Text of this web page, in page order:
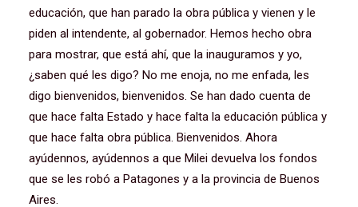
educación, que han parado la obra pública y vienen y le
piden al intendente, al gobernador. Hemos hecho obra
para mostrar, que está ahí, que la inauguramos y yo,
¿saben qué les digo? No me enoja, no me enfada, les
digo bienvenidos, bienvenidos. Se han dado cuenta de
que hace falta Estado y hace falta la educación pública y
que hace falta obra pública. Bienvenidos. Ahora
ayúdennos, ayúdennos a que Milei devuelva los fondos
que se les robó a Patagones y a la provincia de Buenos
Aires.